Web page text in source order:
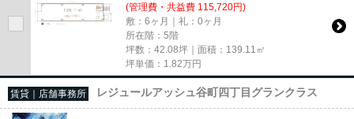
(管理費・共益費 115,720円)
敷：6ヶ月｜礼：0ヶ月
所在階：5階
坪数：42.08坪｜面積：139.11㎡
坪単価： 1.82万円
賃貸｜店舗事務所 レジュールアッシュ谷町四丁目グランクラス